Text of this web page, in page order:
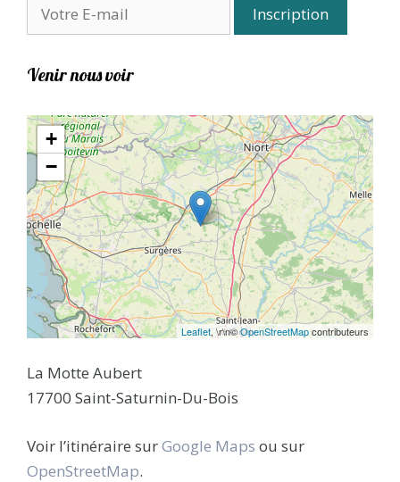
Venir nous voir
+
−
Leaflet, \r\n©OpenStreetMapcontributeurs
La Motte Aubert
17700 Saint-Saturnin-Du-Bois
Voir l’itinéraire surGoogle Maps ou sur
OpenStreetMap.